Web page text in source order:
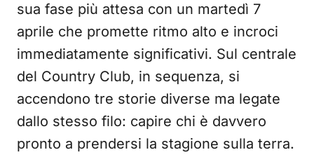
sua fase più attesa con un martedì 7
aprile che promette ritmo alto e incroci
immediatamente significativi. Sul centrale
del Country Club, in sequenza, si
accendono tre storie diverse ma legate
dallo stesso filo: capire chi è davvero
pronto a prendersi la stagione sulla terra.